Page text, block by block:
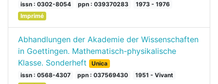
issn : 0302-8054 ppn : 039370283
1973 - 1976
Imprimé
Abhandlungen der Akademie der Wissenschaften
in Goettingen. Mathematisch-physikalische
Klasse. Sonderheft
Unica
issn : 0568-4307
ppn : 037569430
1951 - Vivant